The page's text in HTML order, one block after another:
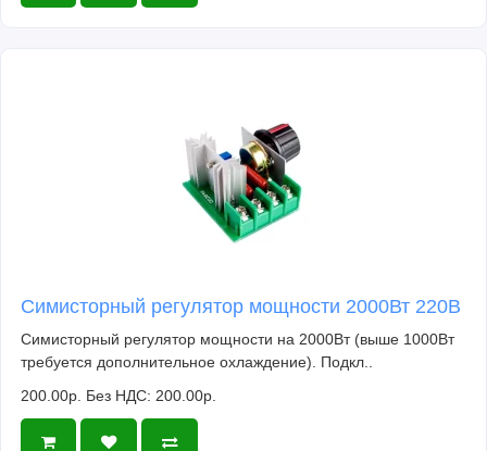
Симисторный регулятор мощности 2000Вт 220В
Симисторный регулятор мощности на 2000Вт (выше 1000Вт
требуется дополнительное охлаждение). Подкл..
200.00р. Без НДС: 200.00р.